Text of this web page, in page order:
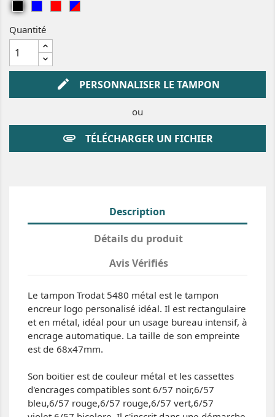
Rouge
Quantité
edit PERSONNALISER LE TAMPON
ou
attachment TÉLÉCHARGER UN FICHIER
Description
Détails du produit
Avis Vérifiés
Le tampon Trodat 5480 métal est le tampon
encreur logo personalisé idéal. Il est rectangulaire
et en métal, idéal pour un usage bureau intensif, à
encrage automatique. La taille de son empreinte
est de 68x47mm.
Son boitier est de couleur métal et les cassettes
d'encrages compatibles sont 6/57 noir,6/57
bleu,6/57 rouge,6/57 rouge,6/57 vert,6/57